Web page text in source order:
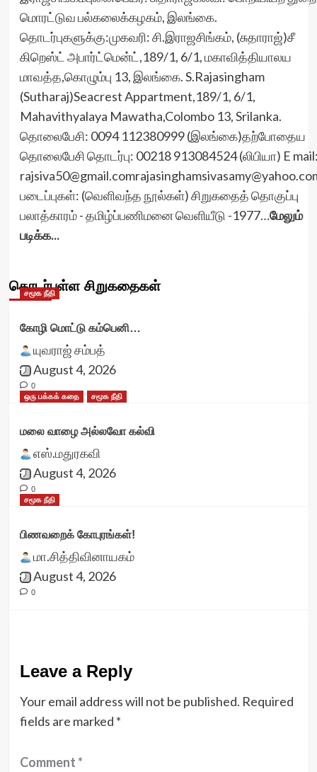
மொரட்டுவ பல்கலைக்கழகம், இலங்கை.
தொடர்புகளுக்கு:முகவரி: சி.இராஜசிங்கம், (சுதாராஜ்)சீ
கிறெஸ்ட் அபார்ட்மென்ட்,189/1, 6/1, மகாவித்தியாலய
மாவத்த,கொழும்பு 13, இலங்கை. S.Rajasingham
(Sutharaj)Seacrest Appartment,189/1, 6/1,
Mahavithyalaya Mawatha,Colombo 13, Srilanka.
தொலைபேசி: 0094 112380999 (இலங்கை)தற்போதைய
தொலைபேசி தொடர்பு: 00218 913084524 (லிபியா) E
படைப்புகள்: (வெளிவந்த நூல்கள்) சிறுகதைத் தொகுப்பு
பலாத்காரம் - தமிழ்ப்பணிமனை வெளியீடு -1977…மேலும்
படிக்க...
தொடர்புள்ள சிறுகதைகள்
சமூக நீதி
கோழி மொட்டு கம்பெனி…
யுவராஜ் சம்பத்
August 4, 2026
0
ஒரு பக்கக் கதை
சமூக நீதி
மலை வாழை அல்லவோ கல்வி
எஸ்.மதுரகவி
August 4, 2026
0
சமூக நீதி
பிணவறைக் கோபுரங்கள்!
மா.சித்திவினாயகம்
August 4, 2026
0
Leave a Reply
Your email address will not be published. Required
fields are marked *
Comment*